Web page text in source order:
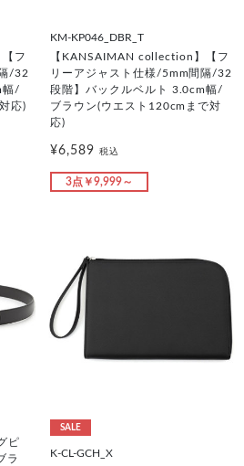
フ
/32
幅/
応)
KM-KP046_DBR_T
【KANSAIMAN collection】【フ
リーアジャスト仕様/5mm間隔/32
段階】バックルベルト 3.0cm幅/
ブラウン(ウエスト120cmまで対
応)
¥6,589 税込
3点￥9,999～
ピ
ラ
SALE
K-CL-GCH_X